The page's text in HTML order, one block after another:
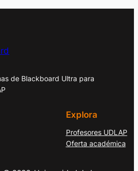
de Blackboard Ultra para
Explora
Profesores UDLAP
Oferta académica